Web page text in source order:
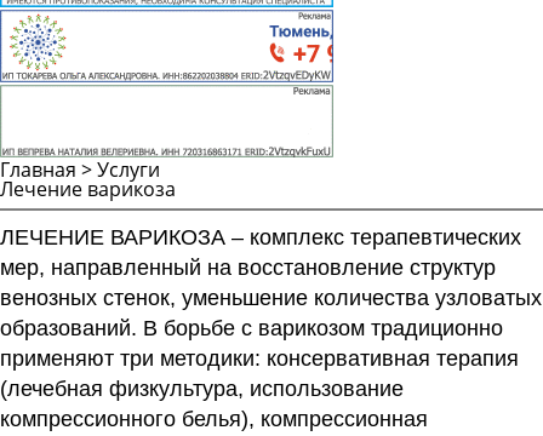
Главная >Услуги
Лечение варикоза
ЛЕЧЕНИЕ ВАРИКОЗА – комплекс терапевтических
мер, направленный на восстановление структур
венозных стенок, уменьшение количества узловатых
образований. В борьбе с варикозом традиционно
применяют три методики: консервативная терапия
(лечебная физкультура, использование
компрессионного белья), компрессионная